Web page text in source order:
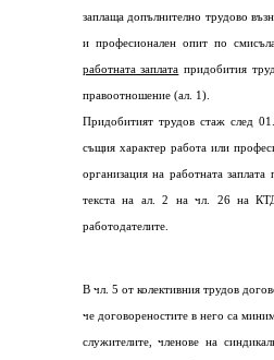
заплаща допълнително трудово
и професионален опит по
работната заплата придобития
правоотношение (ал. 1).
Придобитият трудов стаж след
същия характер работа или
организация на работната
текста на ал. 2 на чл. 26 на
работодателите.
В чл. 5 от колективния трудов
че договореностите в него са
служителите, членове на